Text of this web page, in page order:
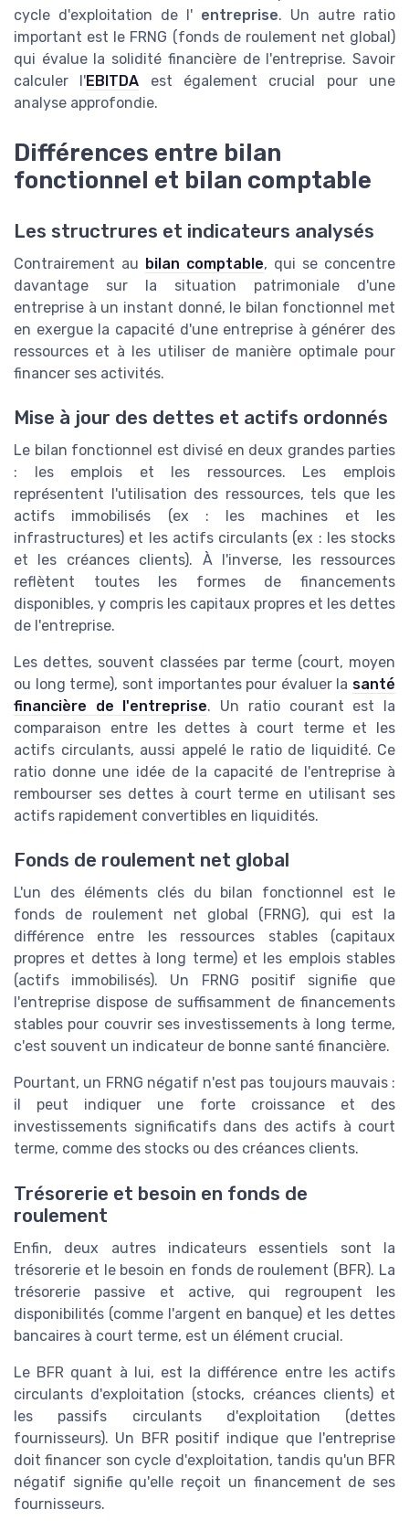
cycle d'exploitation de l' entreprise. Un autre ratio
important est le FRNG (fonds de roulement net global)
qui évalue la solidité financière de l'entreprise. Savoir
calculer l'EBITDA est également crucial pour une
analyse approfondie.
Différences entre bilan
fonctionnel et bilan comptable
Les structrures et indicateurs analysés
Contrairement au bilan comptable, qui se concentre
davantage sur la situation patrimoniale d'une
entreprise à un instant donné, le bilan fonctionnel met
en exergue la capacité d'une entreprise à générer des
ressources et à les utiliser de manière optimale pour
financer ses activités.
Mise à jour des dettes et actifs ordonnés
Le bilan fonctionnel est divisé en deux grandes parties
: les emplois et les ressources. Les emplois
représentent l'utilisation des ressources, tels que les
actifs immobilisés (ex : les machines et les
infrastructures) et les actifs circulants (ex : les stocks
et les créances clients). À l'inverse, les ressources
reflètent toutes les formes de financements
disponibles, y compris les capitaux propres et les dettes
de l'entreprise.
Les dettes, souvent classées par terme (court, moyen
ou long terme), sont importantes pour évaluer la santé
financière de l'entreprise. Un ratio courant est la
comparaison entre les dettes à court terme et les
actifs circulants, aussi appelé le ratio de liquidité. Ce
ratio donne une idée de la capacité de l'entreprise à
rembourser ses dettes à court terme en utilisant ses
actifs rapidement convertibles en liquidités.
Fonds de roulement net global
L'un des éléments clés du bilan fonctionnel est le
fonds de roulement net global (FRNG), qui est la
différence entre les ressources stables (capitaux
propres et dettes à long terme) et les emplois stables
(actifs immobilisés). Un FRNG positif signifie que
l'entreprise dispose de suffisamment de financements
stables pour couvrir ses investissements à long terme,
c'est souvent un indicateur de bonne santé financière.
Pourtant, un FRNG négatif n'est pas toujours mauvais :
il peut indiquer une forte croissance et des
investissements significatifs dans des actifs à court
terme, comme des stocks ou des créances clients.
Trésorerie et besoin en fonds de
roulement
Enfin, deux autres indicateurs essentiels sont la
trésorerie et le besoin en fonds de roulement (BFR). La
trésorerie passive et active, qui regroupent les
disponibilités (comme l'argent en banque) et les dettes
bancaires à court terme, est un élément crucial.
Le BFR quant à lui, est la différence entre les actifs
circulants d'exploitation (stocks, créances clients) et
les passifs circulants d'exploitation (dettes
fournisseurs). Un BFR positif indique que l'entreprise
doit financer son cycle d'exploitation, tandis qu'un BFR
négatif signifie qu'elle reçoit un financement de ses
fournisseurs.